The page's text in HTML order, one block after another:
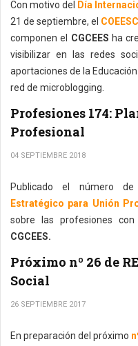
Con motivo del Día
21 de septiembre, el
componen el CGCEES ha
visibilizar en las redes
aportaciones de la
red de microblogging.
Profesiones 174:
Profesional
04 SEPTIEMBRE 2018
Publicado el número
Estratégico para Unión
sobre las profesiones
CGCEES.
Próximo nº 26 de
Social
26 SEPTIEMBRE 2017
En preparación del próximo